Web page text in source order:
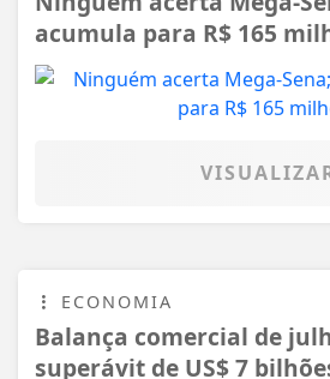
acumula para R$ 165
ECONOMIA
Balança comercial de
superávit de US$ 7